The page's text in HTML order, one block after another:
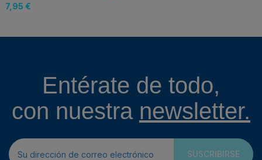
7,95 €
Entérate de todo,
con nuestra newsletter.
SUSCRIBIRSE